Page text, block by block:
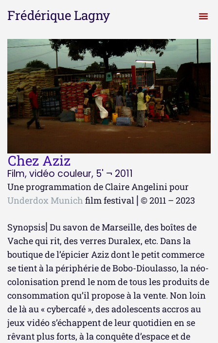
Frédérique Lagny
Chez Aziz
Film, vidéo couleur, 5' ¬ 2011
Une programmation de Claire Angelini pour
Underdox Munich film festival ⎜© 2011 – 2023
Synopsis⎜Du savon de Marseille, des boîtes de
Vache qui rit, des verres Duralex, etc. Dans la
boutique de l’épicier Aziz dont le petit commerce
se tient à la périphérie de Bobo-Dioulasso, la néo-
colonisation prend le nom de tous les produits de
consommation qu’il propose à la vente. Non loin
de là au « cybercafé », des adolescents accros au
jeux vidéo s’échappent de leur quotidien en se
rêvant plus forts, à la conquête d’espace et de